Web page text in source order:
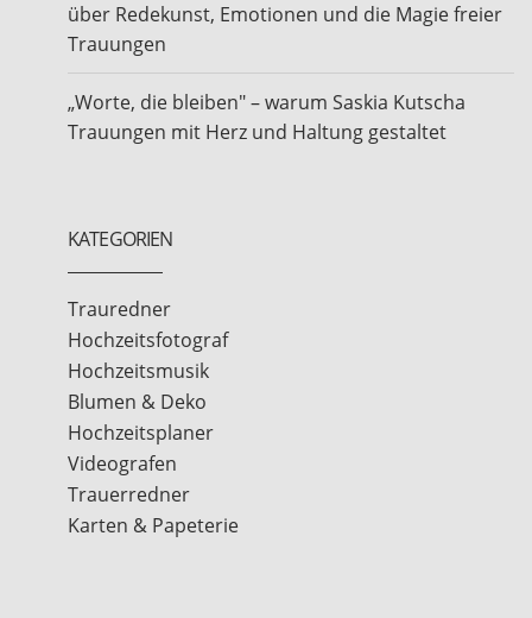
über Redekunst, Emotionen und die Magie freier
Trauungen
„Worte, die bleiben" – warum Saskia Kutscha
Trauungen mit Herz und Haltung gestaltet
KATEGORIEN
Trauredner
Hochzeitsfotograf
Hochzeitsmusik
Blumen & Deko
Hochzeitsplaner
Videografen
Trauerredner
Karten & Papeterie